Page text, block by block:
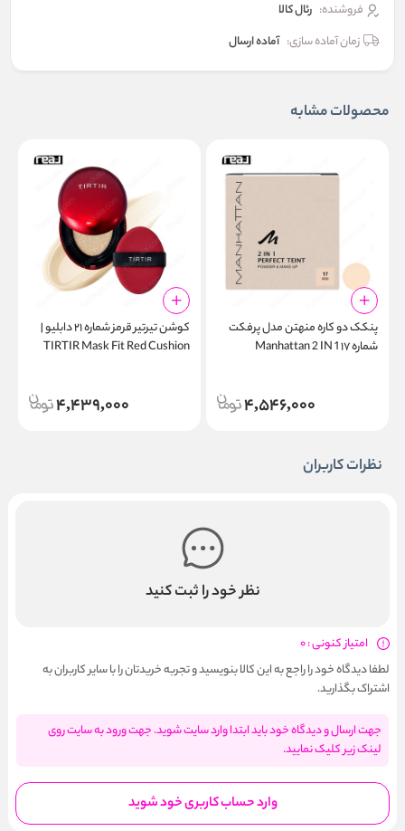
فروشنده: رئال كالا
زمان آماده سازی: آماده ارسال
محصولات مشابه
پنکک دو کاره منهتن مدل پرفکت
شماره ۱۷ Manhattan 2 IN 1
4,546,000
کوشن تیرتیر قرمز شماره ۲۱ دابلیو |
TIRTIR Mask Fit Red Cushion
4,439,000
نظرات کاربران
نظر خود را ثبت کنید
امتیاز کنونی : 0
لطفا دیدگاه خود را راجع به این کالا بنویسید و تجربه خریدتان را با سایر کاربران به
اشتراک بگذارید.
جهت ارسال و دیدگاه خود باید ابتدا وارد سایت شوید. جهت ورود به سایت روی
لینک زیر کلیک نمایید.
وارد حساب کاربری خود شوید